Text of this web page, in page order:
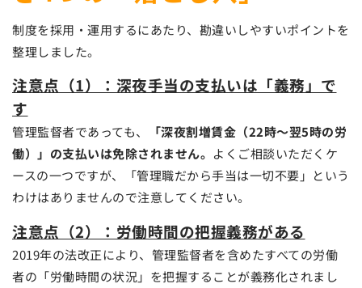
制度を採用・運用するにあたり、勘違いしやすいポイントを
整理しました。
注意点（1）：深夜手当の支払いは「義務」で
す
管理監督者であっても、
「深夜割増賃金（22時〜翌5時の労
働）」の支払いは免除されません。 よくご相談いただくケ
ースの一つですが、「管理職だから手当は一切不要」という
わけはありませんので注意してください。
注意点（2）：労働時間の把握義務がある
2019年の法改正により、管理監督者を含めたすべての労働
者の「労働時間の状況」を把握することが義務化されまし